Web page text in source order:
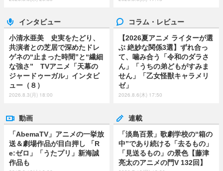
インタビュー
小清水亜美 史実をたどり、
共演者との芝居で深めたドレ
ゲネの“止まった時間”と“繊細
な強さ” TVアニメ「天幕の
ジャードゥーガル」インタビ
ュー（８）
2026.8.3(月) 18:00
コラム・レビュー
【2026夏アニメ ライターが選
ぶ 絶妙な関係3選】ずれ合っ
て、噛み合う「令和のダラさ
ん」「うちの弟どもがすみま
せん」「乙女怪獣キャラメリ
ゼ」
2026.8.6(木) 17:50
動画
「AbemaTV」アニメの一挙放
送＆劇場作品が目白押し 「R
e:ゼロ」「うたプリ」新海誠
作品も
連載
「淡島百景」歌劇学校の“箱の
中”であり続ける「去るもの」
「見送るもの」の景色【藤津
亮太のアニメの門V 132回】